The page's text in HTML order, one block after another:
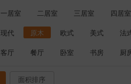
一居室 二居室 三居室
四居室
现代 原木 欧式 美式
法
客厅 餐厅 卧室 书房 厨
面积排序